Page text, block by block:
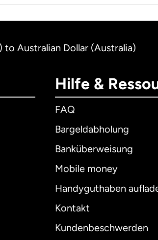
Australian Dollar (Australia)
Hilfe &
FAQ
Bargeldabholung
Banküberweisung
Mobile money
Handyguthaben
Kontakt
Kundenbeschwerden